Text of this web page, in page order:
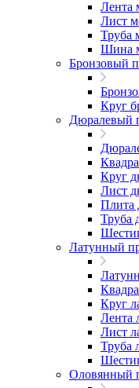
Лента
Лист
Труба
Шина
Бронзовый
Круг
Дюралевый
Круг
Лист
Плита
Труба
Латунный
Круг
Лента
Лист
Труба
Оловянный